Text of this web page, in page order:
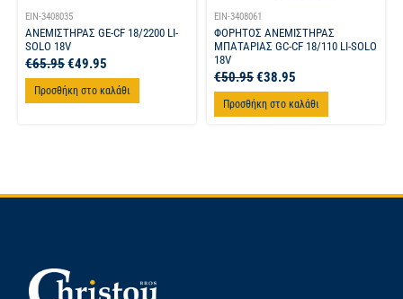
EIN-3408035
ΑΝΕΜΙΣΤΗΡΑΣ GE-CF 18/2200 LI-
SOLO 18V
€65.95€49.95
Προσθήκη στο καλάθι
EIN-3408061
ΦΟΡΗΤΟΣ ΑΝΕΜΙΣΤΗΡΑΣ
ΜΠΑΤΑΡΙΑΣ GC-CF 18/110 LI-SOLO
18V
€50.95€38.95
Προσθήκη στο καλάθι